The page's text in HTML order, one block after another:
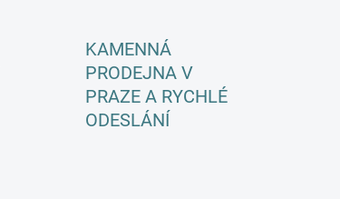
KAMENNÁ
PRODEJNA V
PRAZE A RYCHLÉ
ODESLÁNÍ